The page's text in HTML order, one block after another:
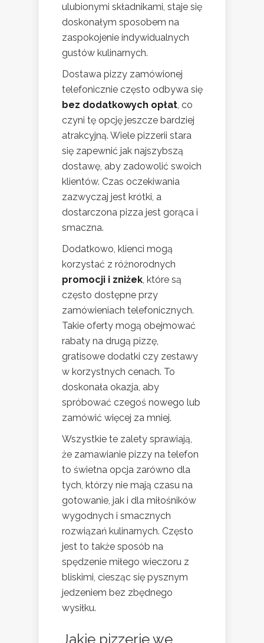
ulubionymi składnikami, staje się
doskonałym sposobem na
zaspokojenie indywidualnych
gustów kulinarnych.
Dostawa pizzy zamówionej
telefonicznie często odbywa się
bez dodatkowych opłat , co
czyni tę opcję jeszcze bardziej
atrakcyjną. Wiele pizzerii stara
się zapewnić jak najszybszą
dostawę, aby zadowolić swoich
klientów. Czas oczekiwania
zazwyczaj jest krótki, a
dostarczona pizza jest gorąca i
smaczna.
Dodatkowo, klienci mogą
korzystać z różnorodnych
promocji i zniżek , które są
często dostępne przy
zamówieniach telefonicznych.
Takie oferty mogą obejmować
rabaty na drugą pizzę,
gratisowe dodatki czy zestawy
w korzystnych cenach. To
doskonała okazja, aby
spróbować czegoś nowego lub
zamówić więcej za mniej.
Wszystkie te zalety sprawiają,
że zamawianie pizzy na telefon
to świetna opcja zarówno dla
tych, którzy nie mają czasu na
gotowanie, jak i dla miłośników
wygodnych i smacznych
rozwiązań kulinarnych. Często
jest to także sposób na
spędzenie miłego wieczoru z
bliskimi, ciesząc się pysznym
jedzeniem bez zbędnego
wysiłku.
Jakie pizzerie we